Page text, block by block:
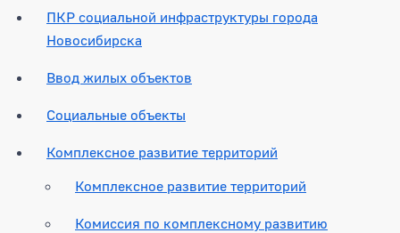
ПКР социальной инфраструктуры города
Новосибирска
Ввод жилых объектов
Социальные объекты
Комплексное развитие территорий
Комплексное развитие территорий
Комиссия по комплексному развитию